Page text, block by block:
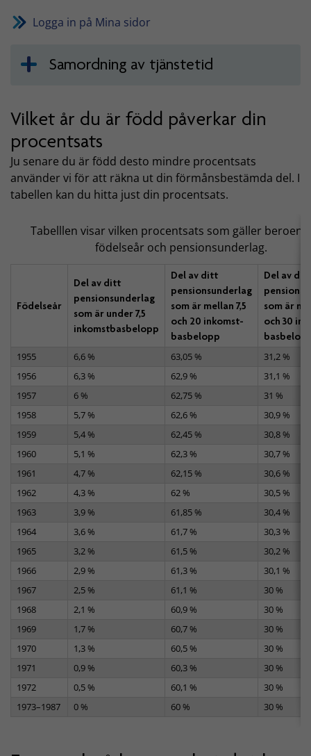
Logga in på Mina sidor
Samordning av tjänstetid
Vilket år du är född påverkar din
procentsats
Ju senare du är född desto mindre procentsats
använder vi för att räkna ut din förmånsbestämda del. I
tabellen kan du hitta just din procentsats.
Tabelllen visar vilken procentsats som gäller
födelseår och pensionsunderlag.
Födelseår
Del av ditt
pensionsunderlag
som är under 7,5
inkomstbasbelopp
Del av ditt
pensionsunderlag
som är mellan 7,5
och 20 inkomst­
basbelopp
Del av ditt
som är
och 30
1955
6,6 % 63,05 %
31,2 %
1956
6,3 % 62,9 %
31,1 %
1957
6 % 62,75 %
31 %
1958
5,7 % 62,6 %
30,9 %
1959
5,4 % 62,45 %
30,8 %
1960
5,1 % 62,3 %
30,7 %
1961
4,7 % 62,15 %
30,6 %
1962
4,3 % 62 %
30,5 %
1963
3,9 % 61,85 %
30,4 %
1964
3,6 % 61,7 %
30,3 %
1965
3,2 % 61,5 %
30,2 %
1966
2,9 % 61,3 %
30,1 %
1967
2,5 % 61,1 %
30 %
1968
2,1 % 60,9 %
30 %
1969
1,7 % 60,7 %
30 %
1970
1,3 % 60,5 %
30 %
1971
0,9 % 60,3 %
30 %
1972
0,5 % 60,1 %
30 %
1973–1987
0 % 60 % 30 %